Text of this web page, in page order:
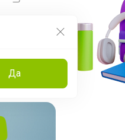
Да
Эксперты